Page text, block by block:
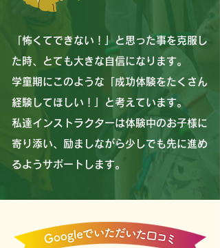
「怖くてできない！」と思った事を克服し
た時、とても大きな自信になります。
学童期にこのような「成功体験をたくさん
経験してほしい！」と考えています。
私達インストラクターは体験中のお子様に
寄り添い、励ましながら少しでも先に進め
るようサポートします。